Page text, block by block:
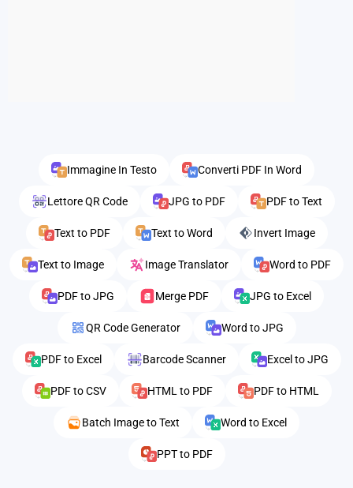
Immagine In Testo Converti PDF In Word
Lettore QR Code JPG to PDF PDF to Text
Text to PDF Text to Word Invert Image
Text to Image Image Translator Word to PDF
PDF to JPG Merge PDF JPG to Excel
QR Code Generator Word to JPG
PDF to Excel Barcode Scanner Excel to JPG
PDF to CSV HTML to PDF PDF to HTML
Batch Image to Text Word to Excel
PPT to PDF